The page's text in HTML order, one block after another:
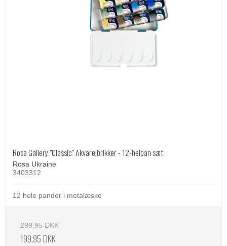
Rosa Gallery "Classic" Akvarelbrikker - 12-helpan sæt
Rosa Ukraine
3403312
12 hele pander i metalæske
299,95 DKK
199,95 DKK